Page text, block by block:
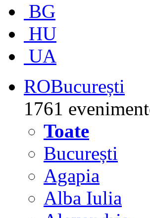
BG
HU
UA
ROBucurești
1761
Toate
București
Agapia
Alba Iulia